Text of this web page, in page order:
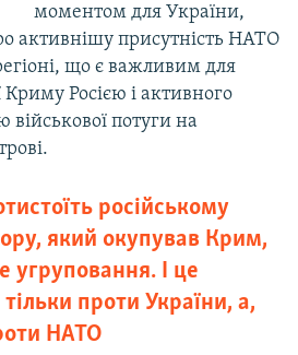
моментом для України,
активнішу присутність НАТО
що є важливим для
Криму Росією і активного
потуги на
російському
який окупував Крим,
угруповання. І це
проти України, а,
НАТО